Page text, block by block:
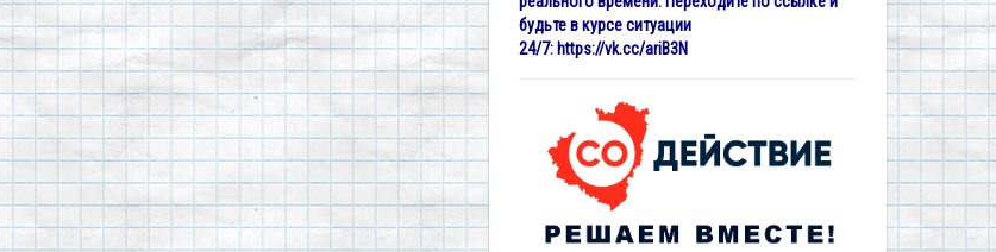
будьте в курсе ситуации
24/7: https://vk.cc/ariB3N